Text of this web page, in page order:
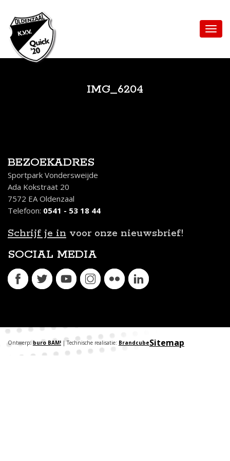
IMG_6204
BEZOEKADRES
Sportpark Vondersweijde
Ada Kokstraat 20
7572 EA Oldenzaal
Telefoon: 0541 - 53 18 44
Schrijf je in voor onze nieuwsbrief!
SOCIAL MEDIA
Sitemap
Ontwerp: buro BAM! | Technische realisatie: Brandcube